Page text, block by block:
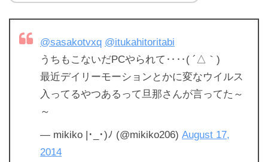
@sasakotvxq @itukahitoritabi
うちもこないだPCやられて‥‥( ´△｀)
最近デイリーモーションとかに変なウイルス
入ってるやつあるって旦那さんが言ってた～
～
— mikiko |･_･)ﾉ (@mikiko206) August 17,
2014